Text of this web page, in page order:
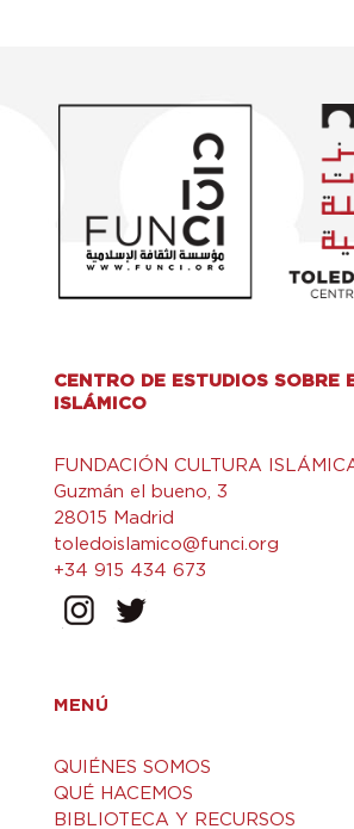
CENTRO DE ESTUDIOS SOBRE
ISLÁMICO
FUNDACIÓN CULTURA
Guzmán el bueno, 3
28015 Madrid
toledoislamico@funci.org
+34 915 434 673
MENÚ
QUIÉNES SOMOS
QUÉ HACEMOS
BIBLIOTECA Y RECURSOS